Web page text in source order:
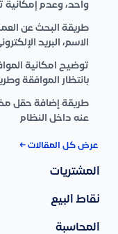
واحد، وعدم إمكانية
طريقة البحث عن
الاسم، البريد
توضيح امكانية
بانتظار الموافقة
طريقة إضافة حقل
عنه داخل النظام
عرض كل المقالات ←
المشتريات
نقاط البيع
المحاسبة